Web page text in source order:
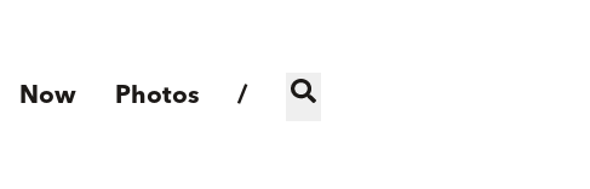
Now Photos /